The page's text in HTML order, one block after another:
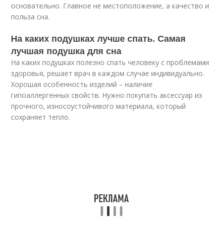
основательно. Главное не местоположение, а качество и
польза сна.
На каких подушках лучше спать. Самая
лучшая подушка для сна
На каких подушках полезно спать человеку с проблемами
здоровья, решает врач в каждом случае индивидуально.
Хорошая особенность изделий – наличие
гипоаллергенных свойств. Нужно покупать аксессуар из
прочного, износоустойчивого материала, который
сохраняет тепло.